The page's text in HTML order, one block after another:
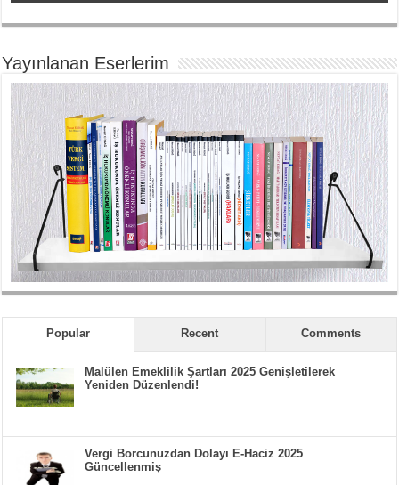
Yayınlanan Eserlerim
Popular Recent Comments
Malülen Emeklilik Şartları 2025 Genişletilerek
Yeniden Düzenlendi!
Vergi Borcunuzdan Dolayı E-Haciz 2025
Güncellenmiş